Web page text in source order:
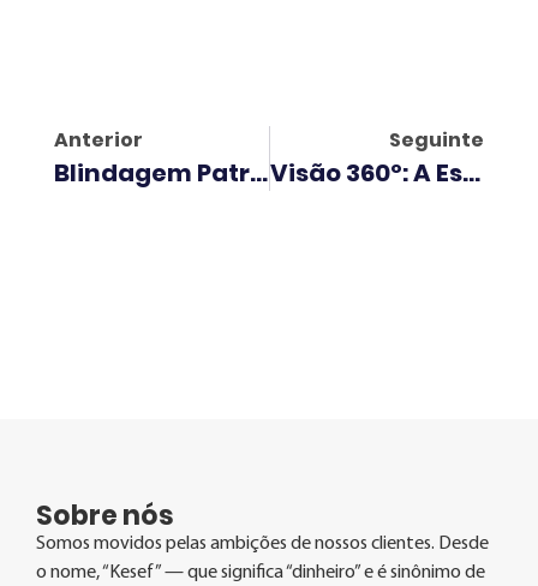
Anterior
Blindagem Patrimonial Familiar: Proteção Inteligente Contra Riscos Conjugais E Sucessórios
Seguinte
Visão 360º: A Estratégia Que Transforma Ambições Em Resultados Reais
Sobre nós
Somos movidos pelas ambições de nossos clientes. Desde
o nome, “Kesef” — que significa “dinheiro” e é sinônimo de